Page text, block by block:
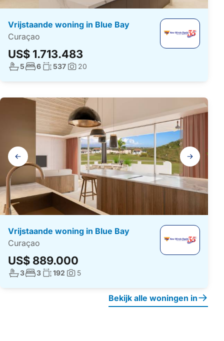
Vrijstaande woning in Blue Bay
Curaçao
US$ 1.713.483
Aantal badkamers:
5Aantal slaapkamers:
6Woonoppervlakte:
537 Foto's:
20
Galerij
navigatie
Vrijstaande woning in Blue Bay
Curaçao
US$ 889.000
Aantal badkamers:
3Aantal slaapkamers:
3Woonoppervlakte:
192 Foto's:
5
Bekijk alle woningen in